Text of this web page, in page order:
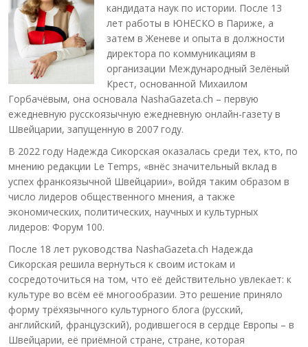
кандидата наук по истории. После 13
лет работы в ЮНЕСКО в Париже, а
затем в Женеве и опыта в должности
директора по коммуникациям в
организации Международный Зелёный
Крест, основанной Михаилом
Горбачёвым, она основала NashaGazeta.ch – первую
ежедневную русскоязычную ежедневную онлайн-газету в
Швейцарии, запущенную в 2007 году.
В 2022 году Надежда Сикорская оказалась среди тех, кто, по
мнению редакции Le Temps, «внёс значительный вклад в
успех франкоязычной Швейцарии», войдя таким образом в
число лидеров общественного мнения, а также
экономических, политических, научных и культурных
лидеров: Форум 100.
После 18 лет руководства NashaGazeta.ch Надежда
Сикорская решила вернуться к своим истокам и
сосредоточиться на том, что её действительно увлекает: к
культуре во всём её многообразии. Это решение приняло
форму трёхязычного культурного блога (русский,
английский, французский), родившегося в сердце Европы – в
Швейцарии, её приёмной стране, стране, которая